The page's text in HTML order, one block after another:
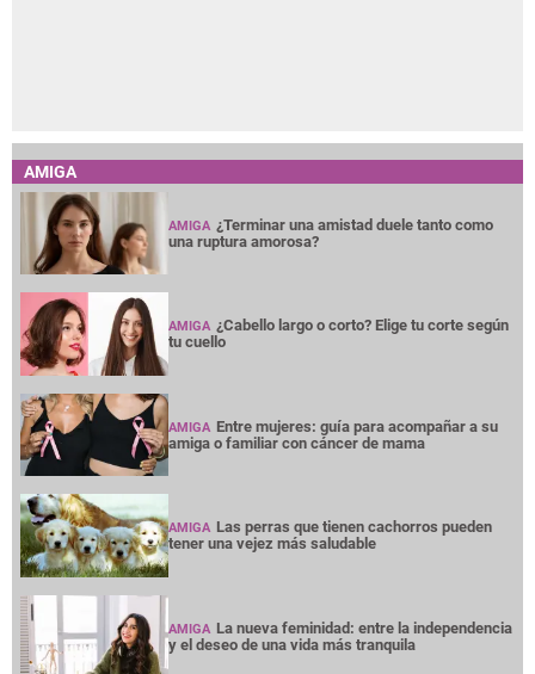
AMIGA
AMIGA ¿Terminar una amistad duele tanto como
una ruptura amorosa?
AMIGA ¿Cabello largo o corto? Elige tu corte según
tu cuello
AMIGA Entre mujeres: guía para acompañar a su
amiga o familiar con cáncer de mama
AMIGA Las perras que tienen cachorros pueden
tener una vejez más saludable
AMIGA La nueva feminidad: entre la independencia
y el deseo de una vida más tranquila